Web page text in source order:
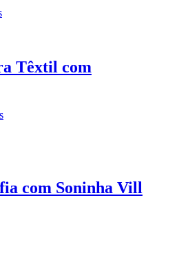
Têxtil com
com Soninha Vill